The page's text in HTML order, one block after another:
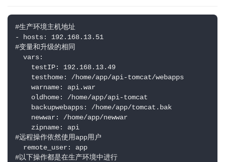
#生产环境主机地址
- hosts: 192.168.13.51
#变量和升级的相同
vars:
testIP: 192.168.13.49
testhome: /home/app/api-tomcat/webapps
warname: api.war
oldhome: /home/app/api-tomcat
backupwebapps: /home/app/tomcat.bak
newwar: /home/app/newwar
zipname: api
#远程操作依然使用app用户
remote_user: app
#以下操作都是在生产环境中进行